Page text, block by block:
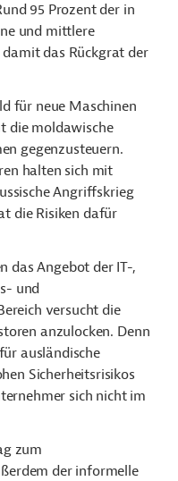
95 Prozent der in
und mittlere
das Rückgrat der
für neue Maschinen
die moldawische
gegenzusteuern.
halten sich mit
Angriffskrieg
die Risiken dafür
das Angebot der IT-,
und
versucht die
anzulocken. Denn
ausländische
Sicherheitsrisikos
sich nicht im
zum
der informelle